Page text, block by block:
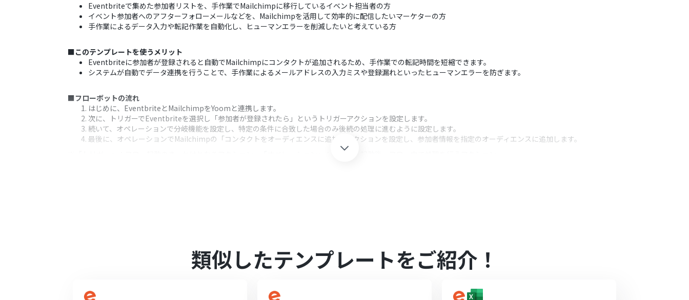
Eventbriteで集めた参加者リストを、手作業でMailchimpに移行しているイベント担当者の方
イベント参加者へのアフターフォローメールなどを、Mailchimpを活用して効率的に配信したいマーケターの方
手作業によるデータ入力や転記作業を自動化し、ヒューマンエラーを削減したいと考えている方
■このテンプレートを使うメリット
Eventbriteに参加者が登録されると自動でMailchimpにコンタクトが追加されるため、手作業での転記時間を短縮できます。
システムが自動でデータ連携を行うことで、手作業によるメールアドレスの入力ミスや登録漏れといったヒューマンエラーを防ぎます。
■フローボットの流れ
はじめに、EventbriteとMailchimpをYoomと連携します。
次に、トリガーでEventbriteを選択し「参加者が登録されたら」というトリガーアクションを設定します。
続いて、オペレーションで分岐機能を設定し、特定の条件に合致した場合のみ後続の処理に進むように設定します。
最後に、オペレーションでMailchimpの「コンタクトをオーディエンスに追加」アクションを設定し、参加者情報を指定のオーディエンスに追加します。
トリガーは5分、10分、15分、30分、60分の間隔で起動間隔を選択できます。
プランによって最短の起動間隔が異なりますので、ご注意ください。
分岐はパーソナルプラン以上のプランでご利用いただける機能（オペレーション）となっております。フリープランの場合は設定しているフローボットのオペレーシ
パーソナルプランなどの有料プランは、2週間の無料トライアルを行うことが可能です。無料トライアル中には制限対象のアプリや機能（オペレーション）を使用す
類似したテンプレートをご紹介！